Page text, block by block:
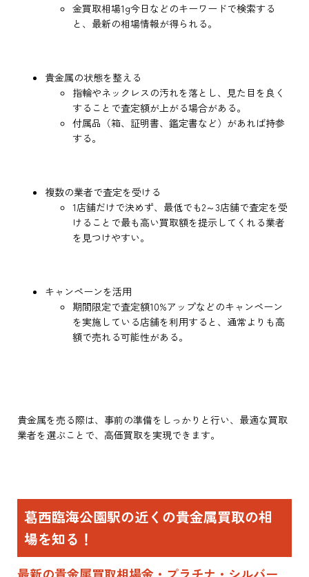
金買取相場1g今日などのキーワードで検索する
と、最新の相場情報が得られる。
貴金属の状態を整える
指輪やネックレスの汚れを落とし、見た目を良く
することで査定額が上がる場合がある。
付属品（箱、証明書、鑑定書など）があれば持参
する。
複数の業者で査定を受ける
1店舗だけで決めず、最低でも2～3店舗で査定を受
けることで最も高い買取額を提示してくれる業者
を見つけやすい。
キャンペーンを活用
期間限定で査定額10%アップなどのキャンペーン
を実施している店舗を利用すると、通常よりも高
額で売れる可能性がある。
貴金属を売る際は、事前の準備をしっかりと行い、最適な買取
業者を選ぶことで、高価買取を実現できます。
葛西臨海公園駅の近くの貴金属買取の相
場を知る！
最新の貴金属買取相場金・プラチナ・シルバー